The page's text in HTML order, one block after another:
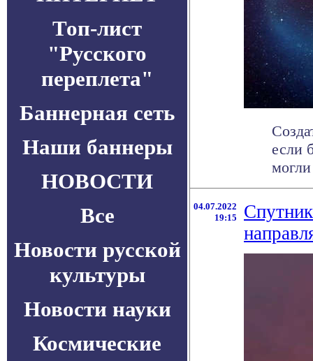
Топ-лист
"Русского
переплета"
Баннерная сеть
Наши баннеры
НОВОСТИ
Все
Новости русской
культуры
Новости науки
Космические
если
04.07.2022
19:15